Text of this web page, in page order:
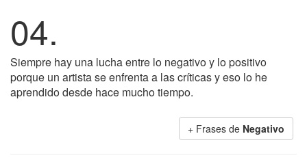
04.
Siempre hay una lucha entre lo negativo y lo positivo
porque un artista se enfrenta a las críticas y eso lo he
aprendido desde hace mucho tiempo.
+ Frases de Negativo